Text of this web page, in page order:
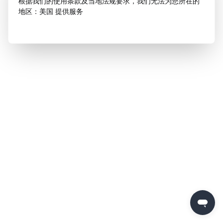
地区：美国 提供服务